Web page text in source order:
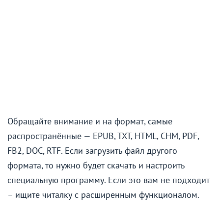
Обращайте внимание и на формат, самые
распространённые — EPUB, TXT, HTML, CHM, PDF,
FB2, DOC, RTF. Если загрузить файл другого
формата, то нужно будет скачать и настроить
специальную программу. Если это вам не подходит
– ищите читалку с расширенным функционалом.